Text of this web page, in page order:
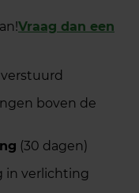
Vraag dan een
boven de
(30 dagen)
in verlichting